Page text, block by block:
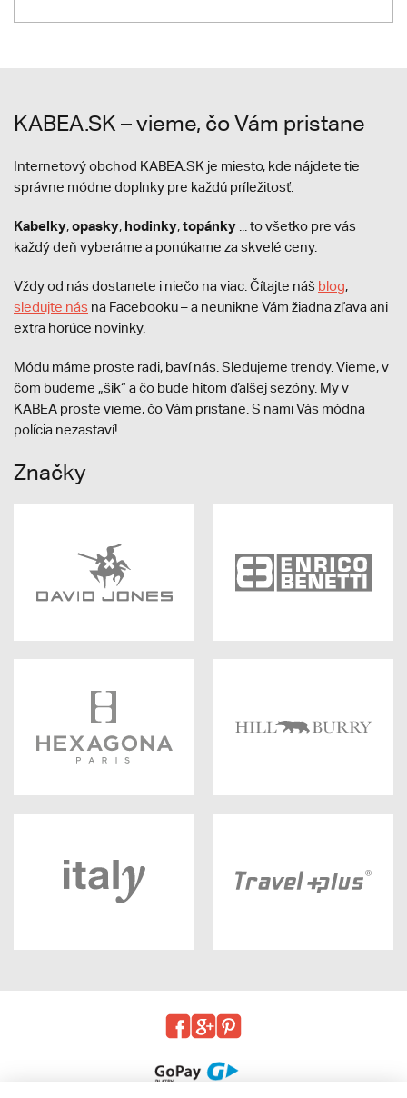
KABEA.SK – vieme, čo Vám pristane
Internetový obchod KABEA.SK je miesto, kde nájdete tie
správne módne doplnky pre každú príležitosť.
Kabelky,opasky, hodinky,topánky ... to všetko pre vás
každý deň vyberáme a ponúkame za skvelé ceny.
Vždy od nás dostanete i niečo na viac. Čítajte náš blog,
sledujte nás na Facebooku – a neunikne Vám žiadna zľava ani
extra horúce novinky.
Módu máme proste radi, baví nás. Sledujeme trendy. Vieme, v
čom budeme „šik“ a čo bude hitom ďalšej sezóny. My v
KABEA proste vieme, čo Vám pristane. S nami Vás módna
polícia nezastaví!
Značky